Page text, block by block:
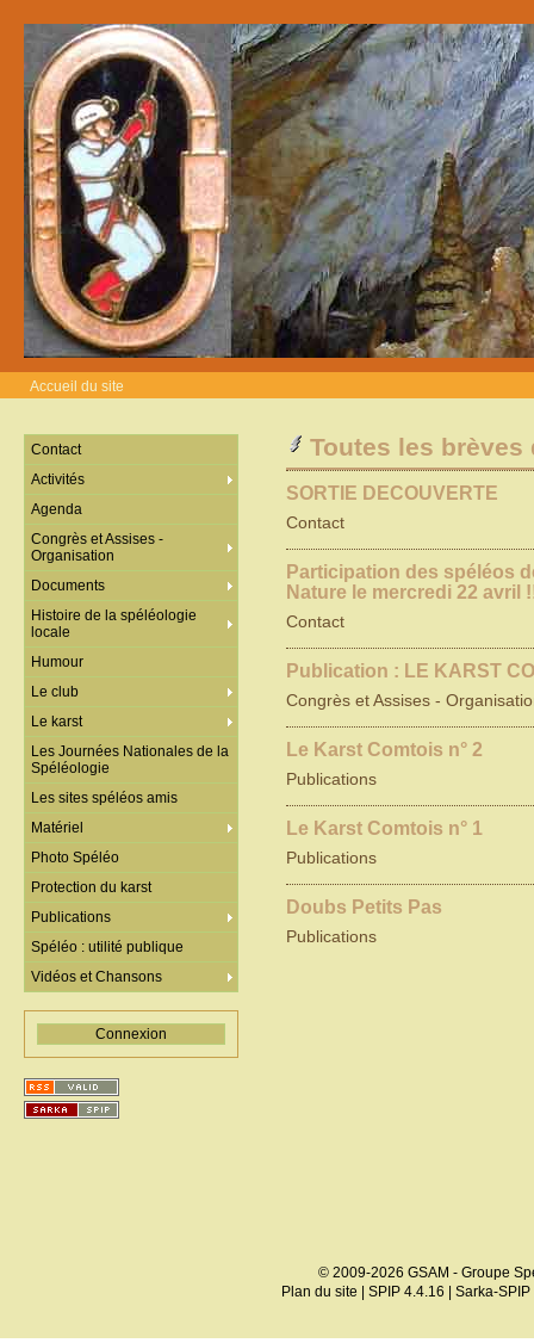
Accueil du site
Toutes les brèves
SORTIE DECOUVERTE
Contact
Participation des spéléos
Nature le mercredi 22 avril
Contact
Publication : LE KARST
Congrès et Assises -
Le Karst Comtois n° 2
Publications
Le Karst Comtois n° 1
Publications
Doubs Petits Pas
Publications
Contact
Activités
Agenda
Congrès et Assises -
Organisation
Documents
Histoire de la spéléologie
locale
Humour
Le club
Le karst
Les Journées Nationales de la
Spéléologie
Les sites spéléos amis
Matériel
Photo Spéléo
Protection du karst
Publications
Spéléo : utilité publique
Vidéos et Chansons
Connexion
© 2009-2026 GSAM - Groupe
Plan du site
SPIP 4.4.16 Sarka-SPIP